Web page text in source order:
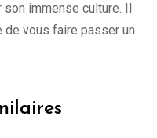
immense culture. Il
vous faire passer un